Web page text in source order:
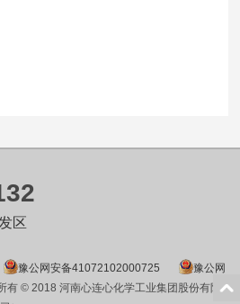
区
豫公网安备41072102000725
豫公网
© 2018 河南心连心化学工业集团股份有限